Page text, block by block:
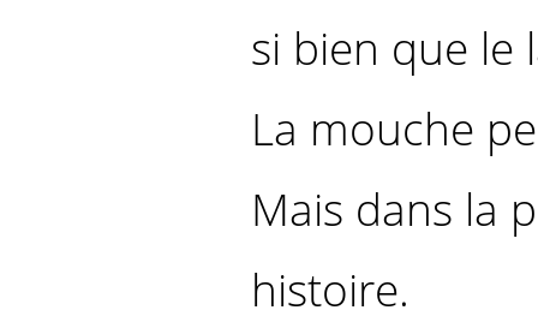
si bien que le
La mouche
Mais dans la
histoire.